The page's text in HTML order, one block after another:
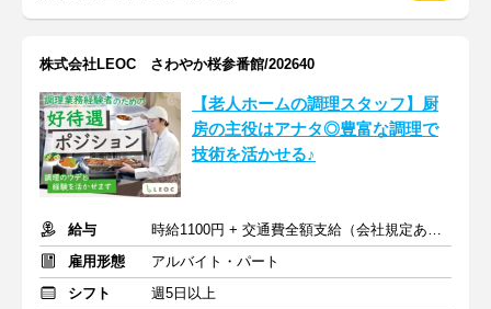
株式会社LEOC さわやか桜参番館/202640
【老人ホームの調理スタッフ】厨
房の主役はアナタ◎豊富な調理で
技術を活かせる♪
給与
時給1100円 + 交通費全額支給（会社規定あり）
雇用形態
アルバイト・パート
シフト
週5日以上